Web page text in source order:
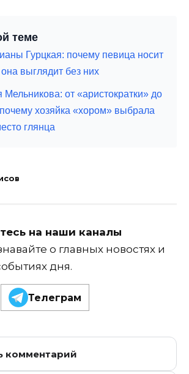
теме
Гурцкая: почему певица носит
она выглядит без них
Мельникова: от «аристократки» до
хозяйка «хором» выбрала
глянца
на наши каналы
о главных новостях и
дня.
Телеграм
комментарий